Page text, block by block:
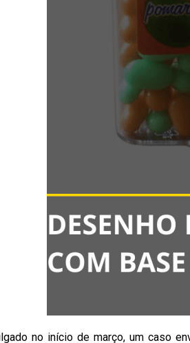
no início de março, um caso